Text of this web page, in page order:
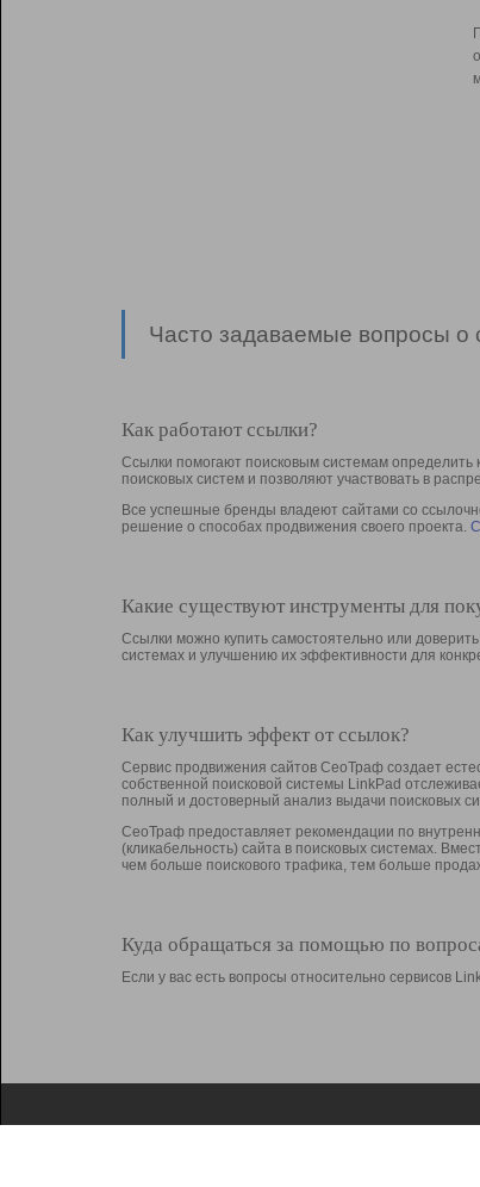
Часто задаваемые вопросы о
Как работают ссылки?
Ссылки помогают поисковым системам определить
поисковых систем и позволяют участвовать в
Все успешные бренды владеют сайтами со
решение о способах продвижения своего проекта.
Какие существуют инструменты для
Ссылки можно купить самостоятельно или
системах и улучшению их эффективности для
Как улучшить эффект от ссылок?
Сервис продвижения сайтов СеоТраф создает
собственной поисковой системы LinkPad
полный и достоверный анализ выдачи поисковых
СеоТраф предоставляет рекомендации по
(кликабельность) сайта в поисковых системах.
чем больше поискового трафика, тем больше
Куда обращаться за помощью по
Если у вас есть вопросы относительно сервисов